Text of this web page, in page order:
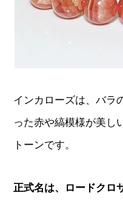
インカローズは、バラ
った赤や縞模様が美し
トーンです。
正式名は、ロードクロ